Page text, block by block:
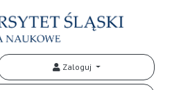
Zaloguj